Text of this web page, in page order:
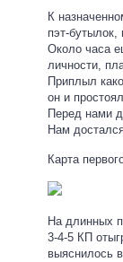
К
пэт-
Около часа
личности,
Приплыл
он и
Перед нами
Нам
Карта
На длинных
3-4-5 КП
выяснилось